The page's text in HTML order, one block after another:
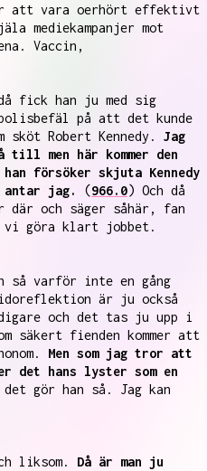
att vara oerhört effektivt
mediekampanjer mot
Vaccin,
fick han ju med sig
polisbefäl på att det kunde
sköt Robert Kennedy. Jag
men här kommer den
försöker skjuta Kennedy
antar jag.
(966.0) Och då
där och säger såhär, fan
vi göra klart jobbet.
så varför inte en gång
är ju också
och det tas ju upp i
säkert fienden kommer att
Men som jag tror att
det hans lyster som en
det gör han så. Jag kan
liksom. Då är man ju